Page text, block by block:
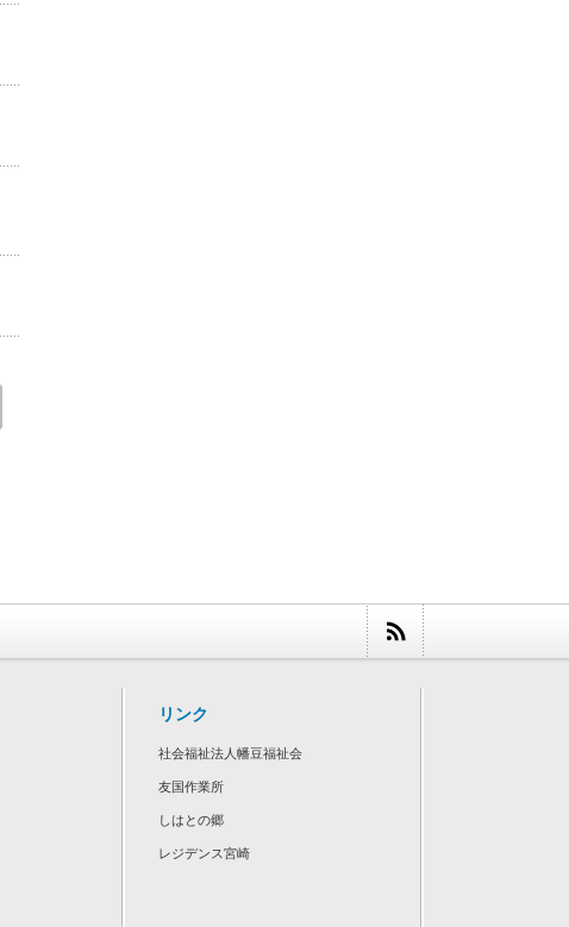
リンク
社会福祉法人幡豆福祉会
友国作業所
しはとの郷
レジデンス宮崎